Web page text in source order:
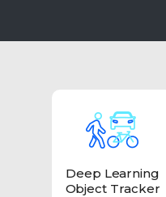
Deep Learning
Object Tracker